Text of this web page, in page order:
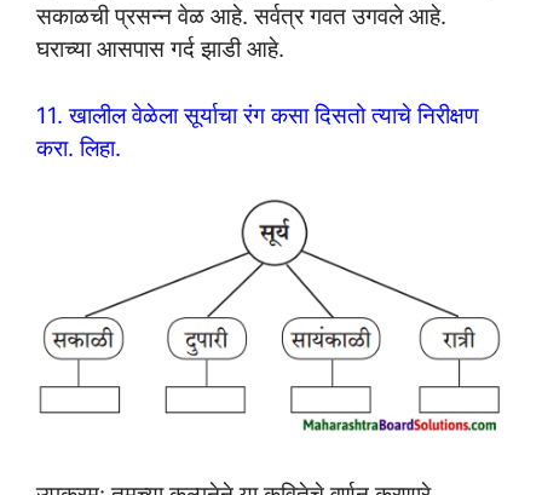
सकाळची प्रसन्न वेळ आहे. सर्वत्र गवत उगवले आहे.
घराच्या आसपास गर्द झाडी आहे.
11. खालील वेळेला सूर्याचा रंग कसा दिसतो त्याचे निरीक्षण
करा. लिहा.